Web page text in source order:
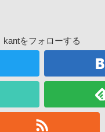
kantをフォローする